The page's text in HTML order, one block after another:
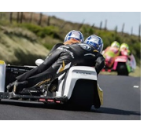
de 23 abril a 1
ultimate
in Morocco